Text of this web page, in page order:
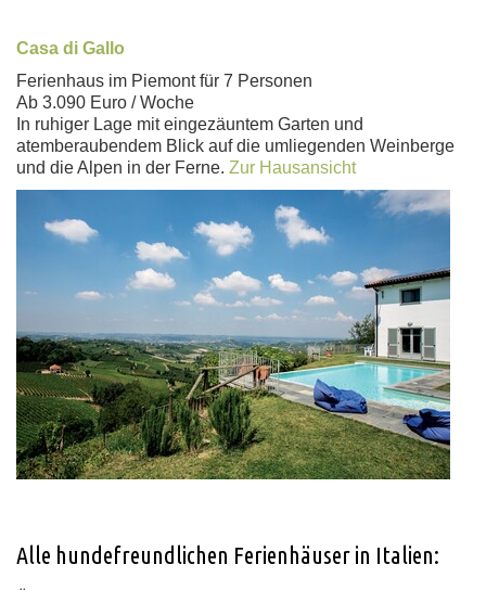
Casa di Gallo
Ferienhaus im Piemont für 7 Personen
Ab 3.090 Euro / Woche
In ruhiger Lage mit eingezäuntem Garten und
atemberaubendem Blick auf die umliegenden Weinberge
und die Alpen in der Ferne. Zur Hausansicht
Alle hundefreundlichen Ferienhäuser in Italien: